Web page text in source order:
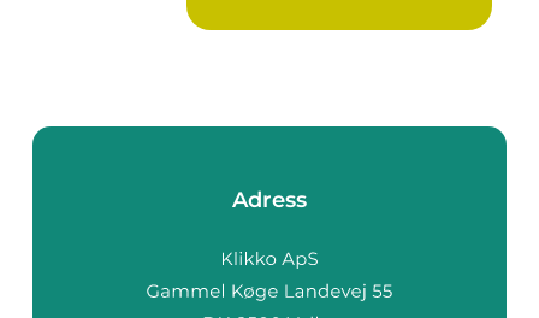
Adress